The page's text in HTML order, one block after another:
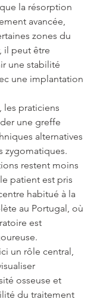
la résorption
avancée,
zones du
il peut être
une stabilité
une implantation
les praticiens
une greffe
alternatives
zygomatiques.
restent moins
patient est pris
habitué à la
au Portugal, où
est
un rôle central,
osseuse et
du traitement